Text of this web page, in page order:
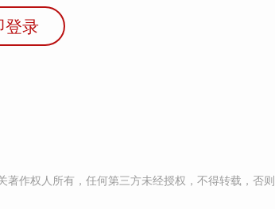
登录
作权人所有，任何第三方未经授权，不得转载，否则